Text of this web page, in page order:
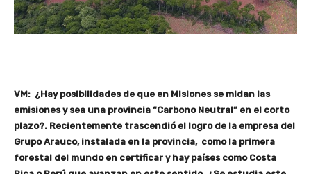
VM: ¿Hay posibilidades de que en Misiones se midan las
emisiones y sea una provincia “Carbono Neutral” en el corto
plazo?. Recientemente trascendió el logro de la empresa del
Grupo Arauco, instalada en la provincia, como la primera
forestal del mundo en certificar y hay países como Costa